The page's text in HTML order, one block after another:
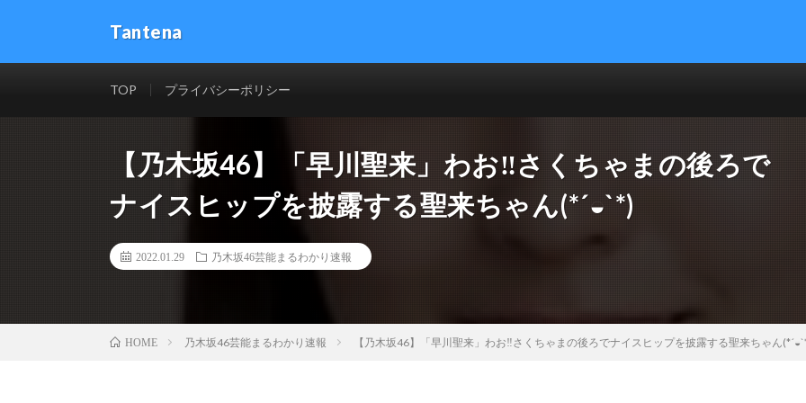
Tantena
TOP プライバシーポリシー
【乃木坂46】「早川聖来」わお‼︎さくちゃまの後ろで
ナイスヒップを披露する聖来ちゃん(*´◒`*)
2022.01.29 乃木坂46芸能まるわかり速報
HOME 乃木坂46芸能まるわかり速報 【乃木坂46】「早川聖来」わお‼︎さくちゃまの後ろでナイスヒップを披露する聖来ちゃん